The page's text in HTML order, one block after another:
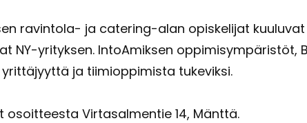
ravintola-​ ja catering-​alan opis­ke­li­jat
NY-​yrityksen. In­toA­mik­sen op­pi­mi­sym­pä­ris­töt,
ja tii­miop­pi­mis­ta tu­ke­vik­si.
Vir­ta­sal­men­tie 14, Mänt­tä.